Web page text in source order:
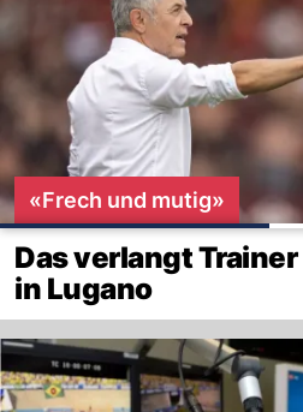
«Frech und mutig»
Das verlangt
in Lugano